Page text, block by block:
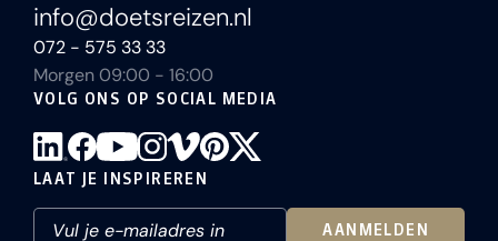
info@doetsreizen.nl
072 - 575 33 33
Morgen 09:00 - 16:00
VOLG ONS OP SOCIAL MEDIA
LAAT JE INSPIREREN
AANMELDEN